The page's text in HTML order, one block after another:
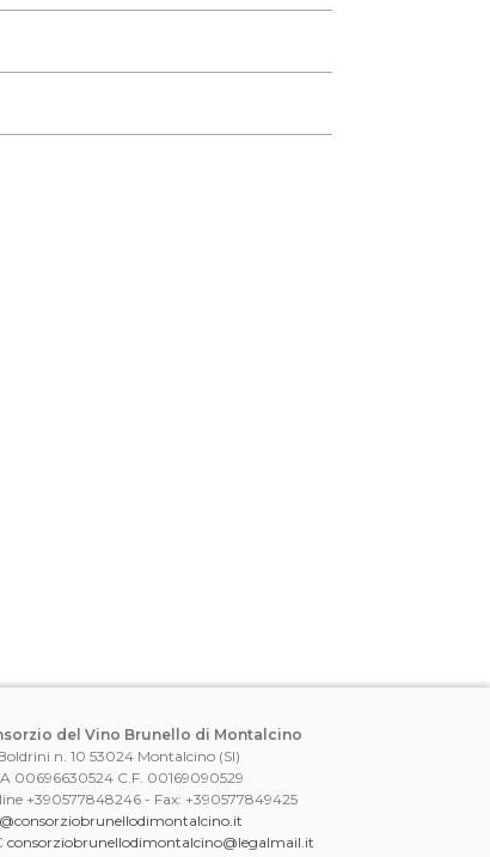
del Vino Brunello di Montalcino
n. 10 53024 Montalcino (SI)
00696630524 C.F. 00169090529
+390577848246 - Fax: +390577849425
consorziobrunellodimontalcino@legalmail.it